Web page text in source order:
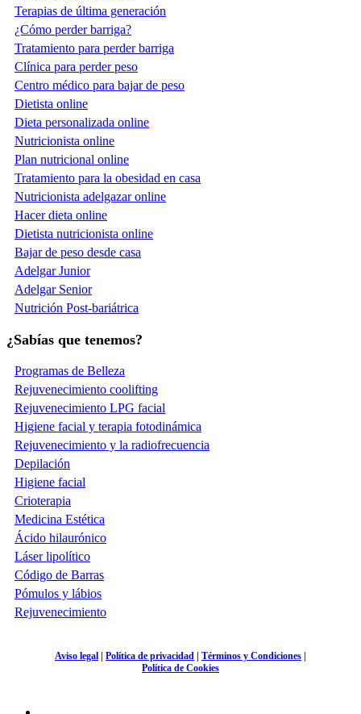
Terapias de última generación
¿Cómo perder barriga?
Tratamiento para perder barriga
Clínica para perder peso
Centro médico para bajar de peso
Dietista online
Dieta personalizada online
Nutricionista online
Plan nutricional online
Tratamiento para la obesidad en casa
Nutricionista adelgazar online
Hacer dieta online
Dietista nutricionista online
Bajar de peso desde casa
Adelgar Junior
Adelgar Senior
Nutrición Post-bariátrica
¿Sabías que tenemos?
Programas de Belleza
Rejuvenecimiento coolifting
Rejuvenecimiento LPG facial
Higiene facial y terapia fotodinámica
Rejuvenecimiento y la radiofrecuencia
Depilación
Higiene facial
Crioterapia
Medicina Estética
Ácido hilaurónico
Láser lipolítico
Código de Barras
Pómulos y lábios
Rejuvenecimiento
Aviso legal | Política de privacidad | Términos y Condiciones |
Política de Cookies